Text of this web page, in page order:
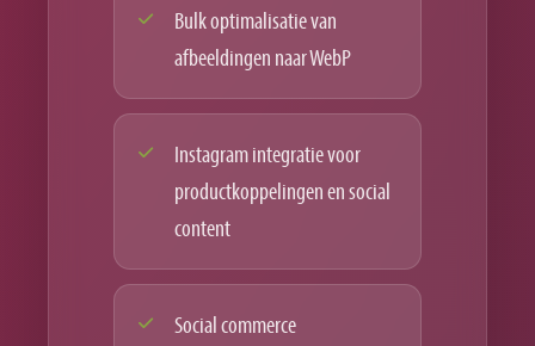
Bulk optimalisatie van
afbeeldingen naar WebP
Instagram integratie voor
productkoppelingen en social
content
Social commerce